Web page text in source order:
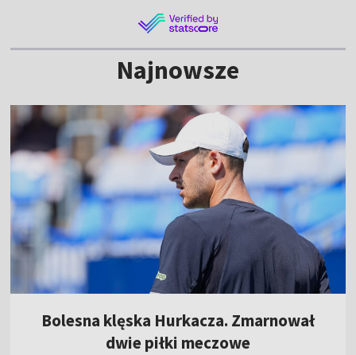
Najnowsze
Bolesna klęska Hurkacza. Zmarnował
dwie piłki meczowe